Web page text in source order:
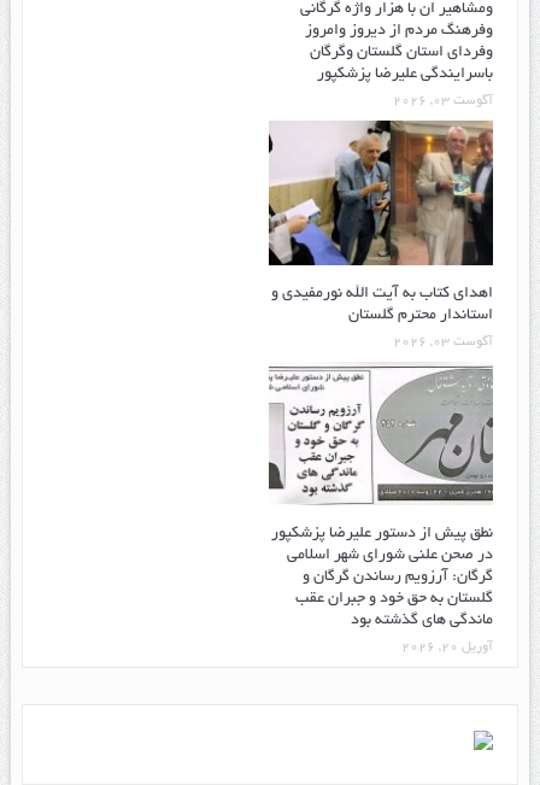
ومشاهیر ان با هزار واژه گرگانی
وفرهنگ مردم از دیروز وامروز
وفردای استان گلستان وگرگان
باسرایندگی علیرضا پزشکپور
آگوست 03, 2026
اهدای کتاب به آیت الله نورمفیدی و
استاندار محترم گلستان
آگوست 03, 2026
نطق پیش از دستور علیرضا پزشکپور
در صحن علنی شورای شهر اسلامی
گرگان: آرزویم رساندن گرگان و
گلستان به حق خود و جبران عقب
ماندگی های گذشته بود
آوریل 20, 2026